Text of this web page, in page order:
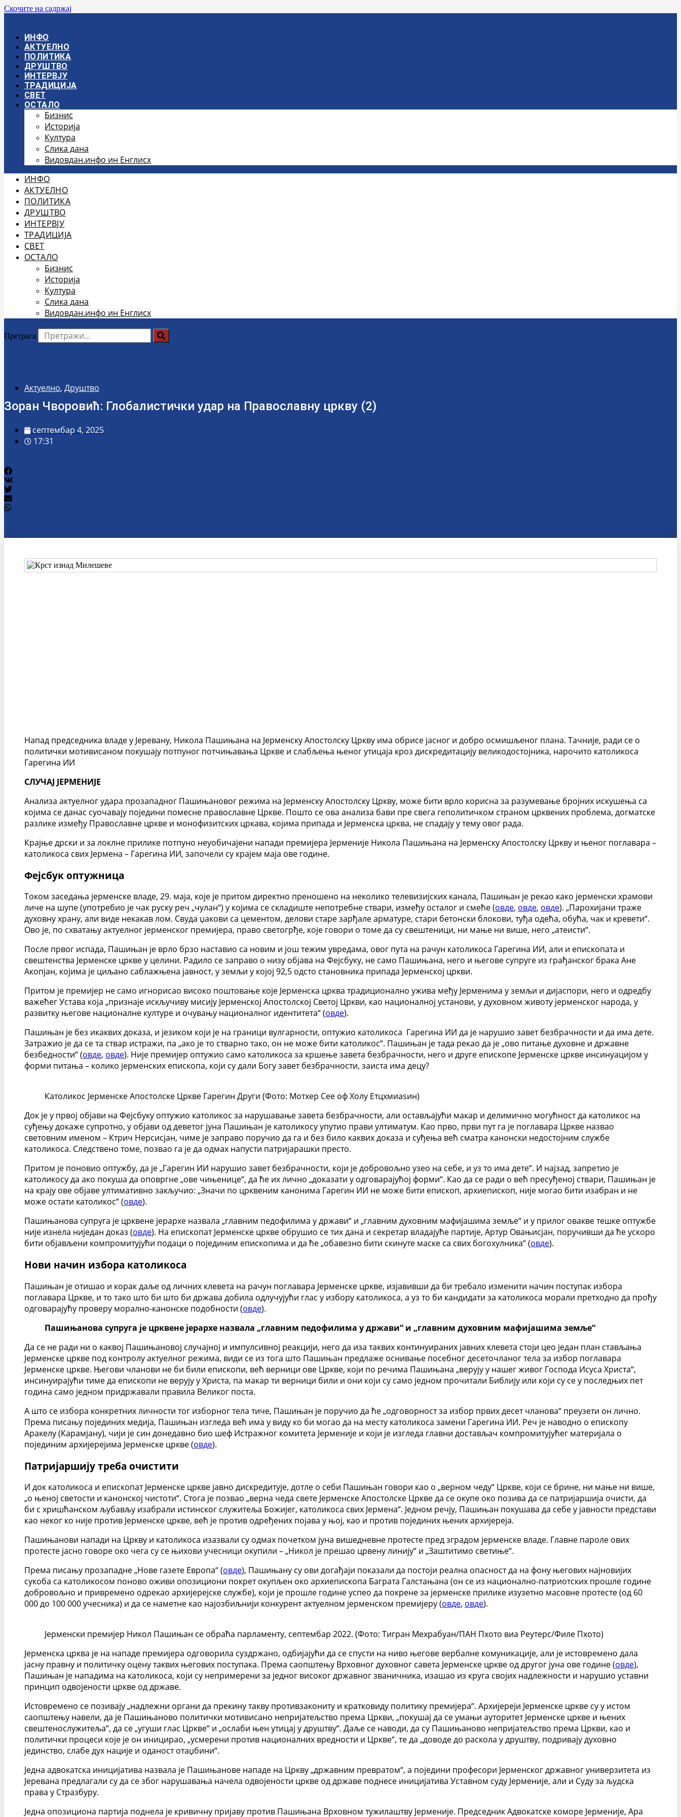
Скочите на садржај
ИНФО
АКТУЕЛНО
ПОЛИТИКА
ДРУШТВО
ИНТЕРВЈУ
ТРАДИЦИЈА
СВЕТ
ОСТАЛО
Бизнис
Историја
Култура
Слика дана
Видовдан.инфо ин Енглисх
ИНФО
АКТУЕЛНО
ПОЛИТИКА
ДРУШТВО
ИНТЕРВЈУ
ТРАДИЦИЈА
СВЕТ
ОСТАЛО
Бизнис
Историја
Култура
Слика дана
Видовдан.инфо ин Енглисх
Претрага
Актуелно, Друштво
Зоран Чворовић: Глобалистички удар на Православну цркву (2)
септембар 4, 2025
17:31
Напад председника владе у Јеревану, Никола Пашињана на Јерменску Апостолску Цркву има обрисе јасног и добро осмишљеног плана. Тачније, ради се о
политички мотивисаном покушају потпуног потчињавања Цркве и слабљења њеног утицаја кроз дискредитацију великодостојника, нарочито католикоса
Гарегина ИИ
СЛУЧАЈ ЈЕРМЕНИЈЕ
Анализа актуелног удара прозападног Пашињановог режима на Јерменску Апостолску Цркву, може бити врло корисна за разумевање бројних искушења са
којима се данас суочавају поједини помесне православне Цркве. Пошто се ова анализа бави пре свега геполитичком страном црквених проблема, догматске
разлике између Православне цркве и монофизитских цркава, којима припада и Јерменска црква, не спадају у тему овог рада.
Крајње дрски и за локлне прилике потпуно неуобичајени напади премијера Јерменије Никола Пашињана на Јерменску Апостолску Цркву и њеног поглавара –
католикоса свих Јермена – Гарегина ИИ, започели су крајем маја ове године.
Фејсбук оптужница
Током заседања јерменске владе, 29. маја, које је притом директно преношено на неколико телевизијских канала, Пашињан је рекао како јерменски храмови
личе на шупе (употребио је чак руску реч „чулан“) у којима се складиште непотребне ствари, између осталог и смеће (овде, овде, овде). „Парохијани траже
духовну храну, али виде некакав лом. Свуда џакови са цементом, делови старе зарђале арматуре, стари бетонски блокови, туђа одећа, обућа, чак и кревети“.
Ово је, по схватању актуелног јерменског премијера, право светогрђе, које говори о томе да су свештеници, ни мање ни више, него „атеисти“.
После првог испада, Пашињан је врло брзо наставио са новим и још тежим увредама, овог пута на рачун католикоса Гарегина ИИ, али и епископата и
свештенства Јерменске цркве у целини. Радило се заправо о низу објава на Фејсбуку, не само Пашињана, него и његове супруге из грађанског брака Ане
Акопјан, којима је циљано саблажњена јавност, у земљи у којој 92,5 одсто становника припада Јерменској цркви.
Притом је премијер не само игнорисао високо поштовање које Јерменска црква традиционално ужива међу Јерменима у земљи и дијаспори, него и одредбу
важећег Устава која „признаје искључиву мисију Јерменској Апостолској Светој Цркви, као националној установи, у духовном животу јерменског народа, у
развитку његове националне културе и очувању националног идентитета“ (овде).
Пашињан је без икаквих доказа, и језиком који је на граници вулгарности, оптужио католикоса Гарегина ИИ да је нарушио завет безбрачности и да има дете.
Затражио је да се та ствар истражи, па „ако је то стварно тако, он не може бити католикос“. Пашињан је тада рекао да је „ово питање духовне и државне
безбедности“ (овде, овде). Није премијер оптужио само католикоса за кршење завета безбрачности, него и друге епископе Јерменске цркве инсинуацијом у
форми питања – колико јерменских епископа, који су дали Богу завет безбрачности, заиста има децу?
Католикос Јерменске Апостолске Цркве Гарегин Други (Фото: Мотхер Сее оф Холy Етцхмиаѕин)
Док је у првој објави на Фејсбуку оптужио католикос за нарушавање завета безбрачности, али остављајући макар и делимично могућност да католикос на
суђењу докаже супротно, у објави од деветог јуна Пашињан је католикосу упутио прави ултиматум. Као прво, први пут га је поглавара Цркве назвао
световним именом – Ктрич Нерсисјан, чиме је заправо поручио да га и без било каквих доказа и суђења већ сматра канонски недостојним службе
католикоса. Следствено томе, позвао га је да одмах напусти патријарашки престо.
Притом је поновио оптужбу, да је „Гарегин ИИ нарушио завет безбрачности, који је добровољно узео на себе, и уз то има дете“. И најзад, запретио је
католикосу да ако покуша да оповргне „ове чињенице“, да ће их лично „доказати у одговарајућој форми“. Као да се ради о већ пресуђеној ствари, Пашињан је
на крају ове објаве ултимативно закључио: „Значи по црквеним канонима Гарегин ИИ не може бити епископ, архиепископ, није могао бити изабран и не
може остати католикос“ (овде).
Пашињанова супруга је црквене јерархе назвала „главним педофилима у држави“ и „главним духовним мафијашима земље“ и у прилог овакве тешке оптужбе
није изнела ниједан доказ (овде). На епископат Јерменске цркве обрушио се тих дана и секретар владајуће партије, Артур Овањисјан, поручивши да ће ускоро
бити објављени компромитујући подаци о појединим епископима и да ће „обавезно бити скинуте маске са свих богохулника“ (овде).
Нови начин избора католикоса
Пашињан је отишао и корак даље од личних клевета на рачун поглавара Јерменске цркве, изјавивши да би требало изменити начин поступак избора
поглавара Цркве, и то тако што би што би држава добила одлучујући глас у избору католикоса, а уз то би кандидати за католикоса морали претходно да прођу
одговарајућу проверу морално-канонске подобности (овде).
Пашињанова супруга је црквене јерархе назвала „главним педофилима у држави“ и „главним духовним мафијашима земље“
Да се не ради ни о каквој Пашињановој случајној и импулсивној реакцији, него да иза таквих континуираних јавних клевета стоји цео један план стављања
Јерменске цркве под контролу актуелног режима, види се из тога што Пашињан предлаже оснивање посебног десеточланог тела за избор поглавара
Јерменске цркве. Његови чланови не би били епископи, већ верници ове Цркве, који по речима Пашињана „верују у нашег живог Господа Исуса Христа“,
инсинуирајући тиме да епископи не верују у Христа, па макар ти верници били и они који су само једном прочитали Библију или који су се у последњих пет
година само једном придржавали правила Великог поста.
А што се избора конкретних личности тог изборног тела тиче, Пашињан је поручио да ће „одговорност за избор првих десет чланова“ преузети он лично.
Према писању појединих медија, Пашињан изгледа већ има у виду ко би могао да на месту католикоса замени Гарегина ИИ. Реч је наводно о епископу
Аракелу (Карамјану), чији је син донедавно био шеф Истражног комитета Јерменије и који је изгледа главни достављач компромитујућег материјала о
појединим архијерејима Јерменске цркве (овде).
Патријаршију треба очистити
И док католикоса и епископат Јерменске цркве јавно дискредитује, дотле о себи Пашињан говори као о „верном чеду“ Цркве, који се брине, ни мање ни више,
„о њеној светости и канонској чистоти“. Стога је позвао „верна чеда свете Јерменске Апостолске Цркве да се окупе око позива да се патријаршија очисти, да
би с хришћанском љубављу изабрали истинског служитеља Божијег, католикоса свих Јермена“. Једном речју, Пашињан покушава да себе у јавности представи
као неког ко није против Јерменске цркве, већ је против одређених појава у њој, као и против појединих њених архијереја.
Пашињанови напади на Цркву и католикоса изазвали су одмах почетком јуна вишедневне протесте пред зградом јерменске владе. Главне пароле ових
протесте јасно говоре око чега су се њихови учесници окупили – „Никол је прешао црвену линију“ и „Заштитимо светиње“.
Према писању прозападне „Нове газете Европа“ (овде), Пашињану су ови догађаји показали да постоји реална опасност да на фону његових најновијих
сукоба са католикосом поново оживи опозициони покрет окупљен око архиепископа Баграта Галстањана (он се из национално-патриотских прошле године
добровољно и привремено одрекао архијерејске службе), који је прошле године успео да покрене за јерменске прилике изузетно масовне протесте (од 60
000 до 100 000 учесника) и да се наметне као најозбиљнији конкурент актуелном јерменском премијеру (овде, овде).
Јерменски премијер Никол Пашињан се обраћа парламенту, септембар 2022. (Фото: Тигран Мехрабyан/ПАН Пхото виа Реутерс/Филе Пхото)
Јерменска црква је на нападе премијера одговорила суздржано, одбијајући да се спусти на ниво његове вербалне комуникације, али је истовремено дала
јасну правну и политичку оцену таквих његових поступака. Према саопштењу Врховног духовног савета Јерменске цркве од другог јуна ове године (овде),
Пашињан је нападима на католикоса, који су непримерени за једног високог државног званичника, изашао из круга својих надлежности и нарушио уставни
принцип одвојености цркве од државе.
Истовремено се позивају „надлежни органи да прекину такву противзакониту и кратковиду политику премијера“. Архијереји Јерменске цркве су у истом
саопштењу навели, да је Пашињаново политички мотивисано непријатељство према Цркви, „покушај да се умањи ауторитет Јерменске цркве и њених
свештенослужитеља“, да се „угуши глас Цркве“ и „ослаби њен утицај у друштву“. Даље се наводи, да су Пашињаново непријатељство према Цркви, као и
политички процеси које је он иницирао, „усмерени против националних вредности и Цркве“, те да „доводе до раскола у друштву, подривају духовно
јединство, слабе дух нације и оданост отаџбини“.
Једна адвокатска иницијатива назвала је Пашињанове нападе на Цркву „државним превратом“, а поједини професори Јерменског државног универзитета из
Јеревана предлагали су да се због нарушавања начела одвојености цркве од државе поднесе иницијатива Уставном суду Јерменије, али и Суду за људска
права у Стразбуру.
Једна опозициона партија поднела је кривичну пријаву против Пашињана Врховном тужилаштву Јерменије. Председник Адвокатске коморе Јерменије, Ара